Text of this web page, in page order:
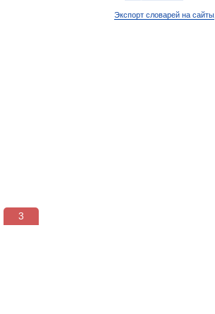
Экспорт словарей на сайты
2